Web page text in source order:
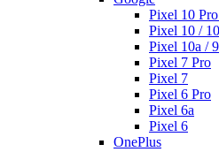
Pixel 10
Pixel 10 /
Pixel 10a /
Pixel 7 Pro
Pixel 7
Pixel 6 Pro
Pixel 6a
Pixel 6
OnePlus